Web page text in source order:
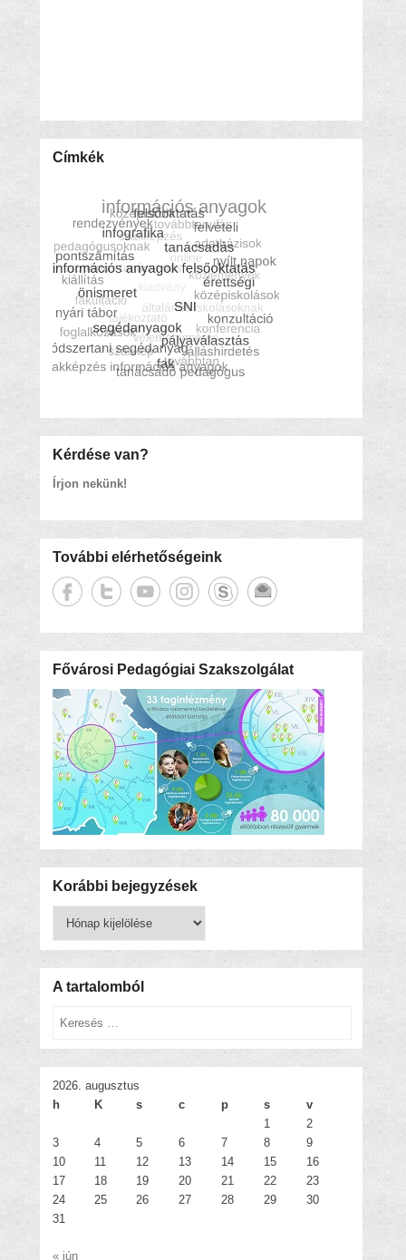
Címkék
Kérdése van?
Írjon nekünk!
További elérhetőségeink
Fővárosi Pedagógiai Szakszolgálat
Korábbi bejegyzések
bejegyzések
A tartalomból
Keresés
2026. augusztus
h
K s c p s
v
1
2
3
4 5 6 7 8
9
10
11 12 13 14 15
16
17
18 19 20 21 22
23
24
25 26 27 28 29
30
31
« jún